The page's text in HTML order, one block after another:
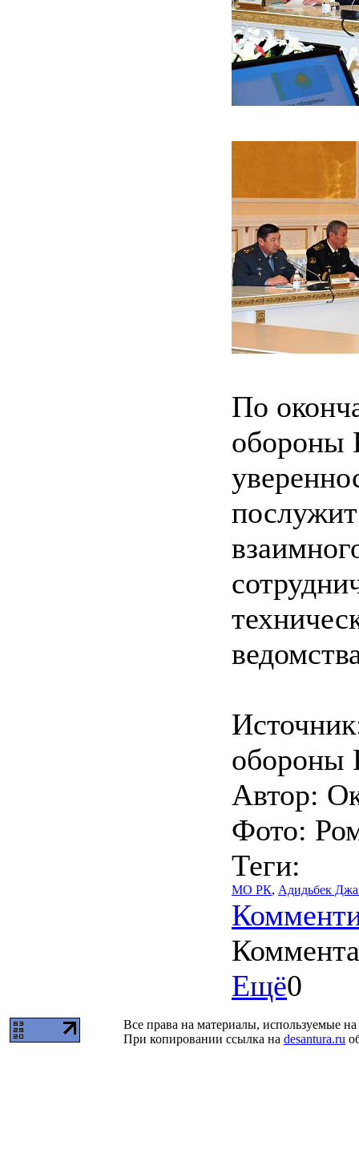
По
обороны
обороны
Автор:
Фото:
Теги:
МО РК, Адидьбек
Ещё0
Все права на материалы, используемые
При копировании ссылка на desantura.ru